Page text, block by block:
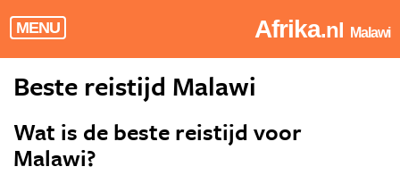
MENU Afrika.nl Malawi
Beste reistijd Malawi
Wat is de beste reistijd voor
Malawi?